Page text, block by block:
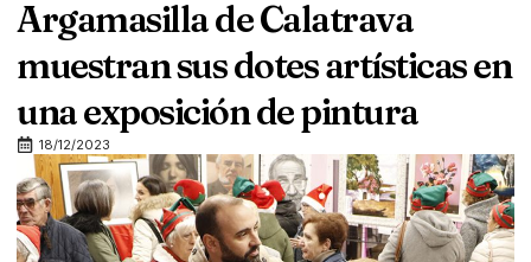
Argamasilla de Calatrava
muestran sus dotes artísticas en
una exposición de pintura
18/12/2023